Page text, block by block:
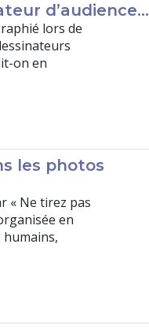
d’audience…
lors de
on en
les photos
« Ne tirez pas
en